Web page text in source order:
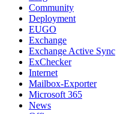
Community
Deployment
EUGO
Exchange
Exchange Active Sync
ExChecker
Internet
Mailbox-Exporter
Microsoft 365
News